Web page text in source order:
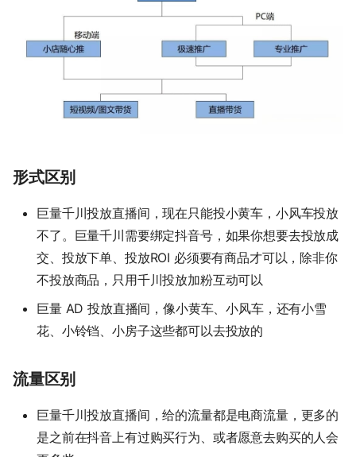
形式区别
巨量千川投放直播间，现在只能投小黄车，小风车投放
不了。巨量千川需要绑定抖音号，如果你想要去投放成
交、投放下单、投放ROI 必须要有商品才可以，除非你
不投放商品，只用千川投放加粉互动可以
巨量 AD 投放直播间，像小黄车、小风车，还有小雪
花、小铃铛、小房子这些都可以去投放的
流量区别
巨量千川投放直播间，给的流量都是电商流量，更多的
是之前在抖音上有过购买行为、或者愿意去购买的人会